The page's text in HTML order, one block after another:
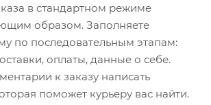
в стандартном режиме
образом. Заполняете
по последовательным этапам:
оплаты, данные о себе.
к заказу написать
поможет курьеру вас найти.